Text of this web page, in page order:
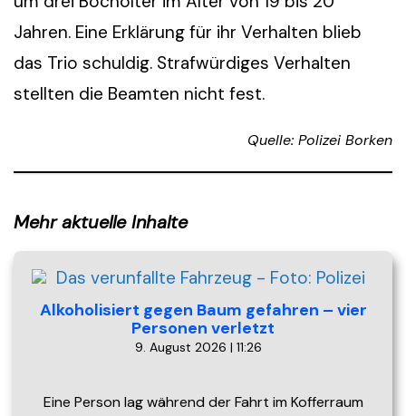
Jahren. Eine Erklärung für ihr Verhalten blieb
das Trio schuldig. Strafwürdiges Verhalten
stellten die Beamten nicht fest.
Quelle: Polizei Borken
Mehr aktuelle Inhalte
Alkoholisiert gegen Baum gefahren – vier
Personen verletzt
9. August 2026 | 11:26
Eine Person lag während der Fahrt im Kofferraum